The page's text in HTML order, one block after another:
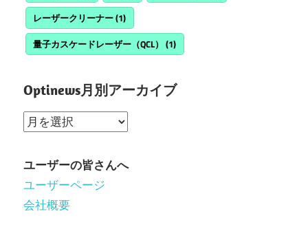
レーザークリーナー(1)
量子カスケードレーザー（QCL） (1)
Optinews月別アーカイブ
Optinews
別
ア
ー
ユーザーの皆さんへ
ユーザーページ
会社概要